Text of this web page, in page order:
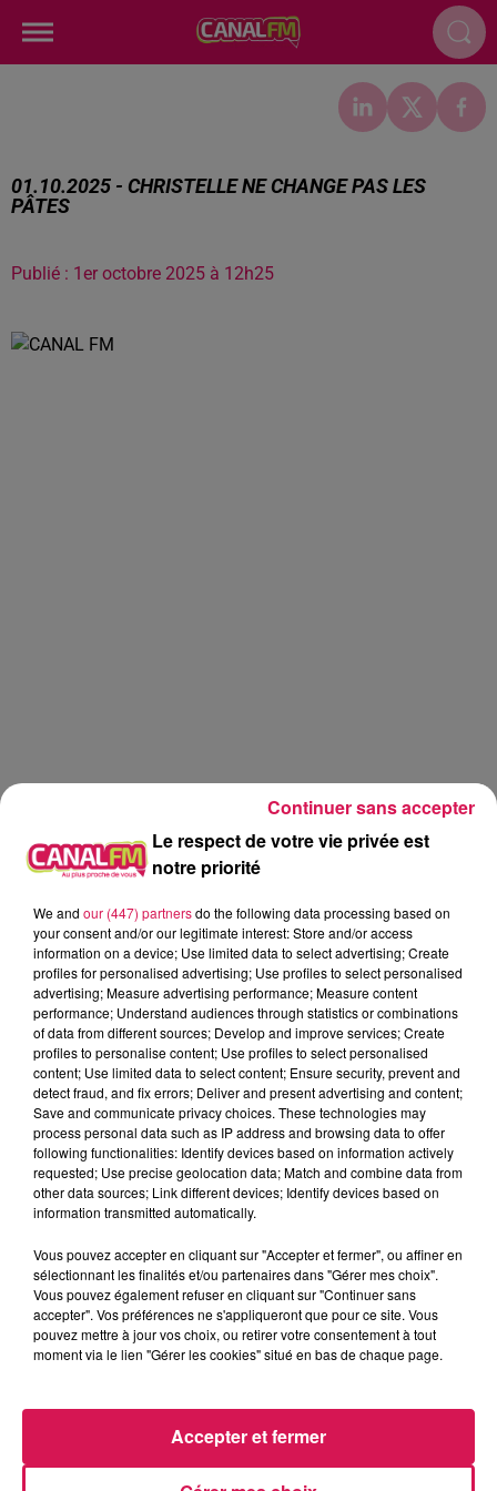
01.10.2025 - CHRISTELLE NE CHANGE PAS LES
PÂTES
Publié : 1er octobre 2025 à 12h25
Canal fm
Geoffrey Deloux
La Ligne des Auditeurs
0:00 2 min 32 sec
1er octobre 2025 - 2 min 32 sec
01.10.2025 - CHRISTELLE NE CHANGE PAS LES
PÂTES
Revivez les meilleurs moments de la Ligne des Auditeurs
Le respect de votre vie privée est
notre priorité
We and our (447) partnersdo the following data processing based on
your consent and/or our legitimate interest: Store and/or access
information on a device; Use limited data to select advertising; Create
profiles for personalised advertising; Use profiles to select personalised
advertising; Measure advertising performance; Measure content
performance; Understand audiences through statistics or combinations
of data from different sources; Develop and improve services; Create
profiles to personalise content; Use profiles to select personalised
content; Use limited data to select content; Ensure security, prevent and
detect fraud, and fix errors; Deliver and present advertising and content;
Save and communicate privacy choices. These technologies may
process personal data such as IP address and browsing data to offer
following functionalities: Identify devices based on information actively
requested; Use precise geolocation data; Match and combine data from
other data sources; Link different devices; Identify devices based on
information transmitted automatically.
Vous pouvez accepter en cliquant sur "Accepter et fermer", ou affiner en
sélectionnant les finalités et/ou partenaires dans "Gérer mes choix".
Vous pouvez également refuser en cliquant sur "Continuer sans
accepter". Vos préférences ne s'appliqueront que pour ce site. Vous
pouvez mettre à jour vos choix, ou retirer votre consentement à tout
moment via le lien "Gérer les cookies" situé en bas de chaque page.
Accepter et fermer
Continuer sans accepter